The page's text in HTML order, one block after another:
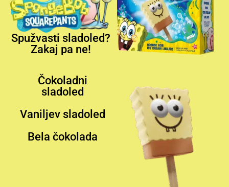
Spužvasti sladoled?
Zakaj pa ne!
Čokoladni
sladoled
Vaniljev sladoled
Bela čokolada